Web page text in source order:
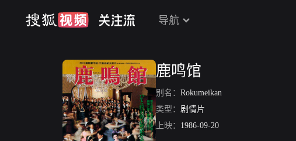
导航
鹿鸣馆
别名： Rokumeikan
类型： 剧情片
上映： 1986-09-20